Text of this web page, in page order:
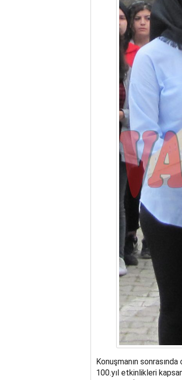
Konuşmanın
100.yıl etkinlikleri